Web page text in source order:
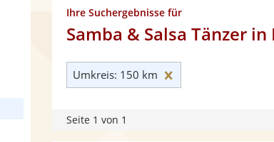
Ihre Suchergebnisse für
Samba & Salsa Tänzer
Umkreis: 150 km
Seite 1 von 1